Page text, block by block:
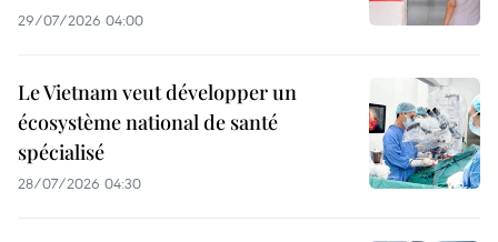
29/07/2026 04:00
Le Vietnam veut développer un
écosystème national de santé
spécialisé
28/07/2026 04:30